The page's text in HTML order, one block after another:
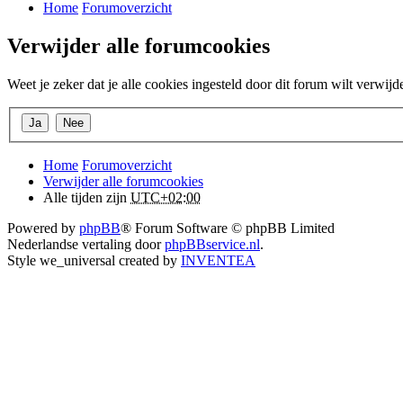
Home Forumoverzicht
Verwijder alle forumcookies
Weet je zeker dat je alle cookies ingesteld door dit forum wilt
Home Forumoverzicht
Verwijder alle forumcookies
Alle tijden zijn UTC+02:00
Powered by phpBB® Forum Software © phpBB Limited
Nederlandse vertaling doorphpBBservice.nl.
Style we_universal created by INVENTEA